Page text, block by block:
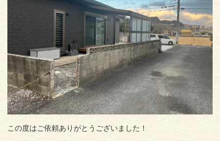
この度はご依頼ありがとうございました！